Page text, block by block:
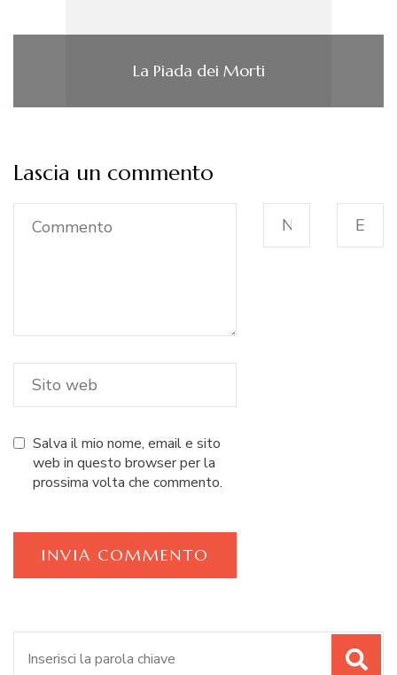
La Piada dei Morti
Lascia un commento
Salva il mio nome, email e sito
web in questo browser per la
prossima volta che commento.